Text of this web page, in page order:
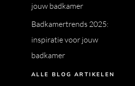
jouw badkamer
Badkamertrends 2025:
inspiratie voor jouw
badkamer
ALLE BLOG ARTIKELEN